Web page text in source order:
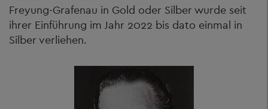
Freyung-Grafenau in Gold oder Silber wurde seit
ihrer Einführung im Jahr 2022 bis dato einmal in
Silber verliehen.